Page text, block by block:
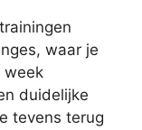
waar je
week
duidelijke
tevens terug